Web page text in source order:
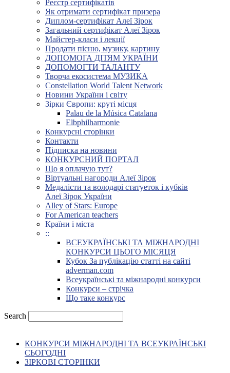
Реєстр сертифікатів
Як отримати сертифікат призера
Диплом-сертифікат Алеї Зірок
Загальний сертифікат Алеї Зірок
Майстер-класи і лекції
Продати пісню, музику, картину
ДОПОМОГА ДІТЯМ УКРАЇНИ
ДОПОМОГТИ ТАЛАНТУ
Творча екосистема МУЗИКА
Constellation World Talent Network
Новини України і світу
Зірки Європи: круті місця
Palau de la Música Catalana
Elbphilharmonie
Конкурсні сторінки
Контакти
Підписка на новини
КОНКУРСНИЙ ПОРТАЛ
Що я оплачую тут?
Віртуальні нагороди Алеї Зірок
Медалісти та володарі статуеток і кубків
Алеї Зірок України
Alley of Stars: Europe
For American teachers
Країни і міста
::
ВСЕУКРАЇНСЬКІ ТА МІЖНАРОДНІ
КОНКУРСИ ЦЬОГО МІСЯЦЯ
Кубок За публікацію статті на сайті
adverman.com
Всеукраїнські та міжнародні конкурси
Конкурси – стрічка
Що таке конкурс
Search
КОНКУРСИ МІЖНАРОДНІ ТА ВСЕУКРАЇНСЬКІ
СЬОГОДНІ
ЗІРКОВІ СТОРІНКИ